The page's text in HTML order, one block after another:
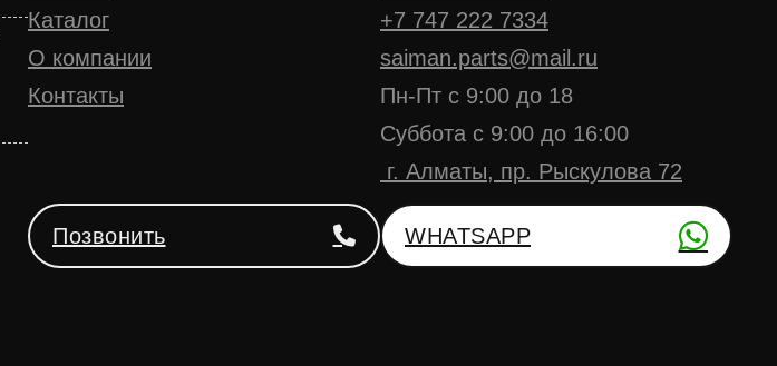
Каталог
О компании
Контакты
+7 747 222 7334
saiman.parts@mail.ru
Пн-Пт с 9:00 до 18
Суббота с 9:00 до 16:00
г. Алматы, пр. Рыскулова 72
Позвонить WHATSAPP